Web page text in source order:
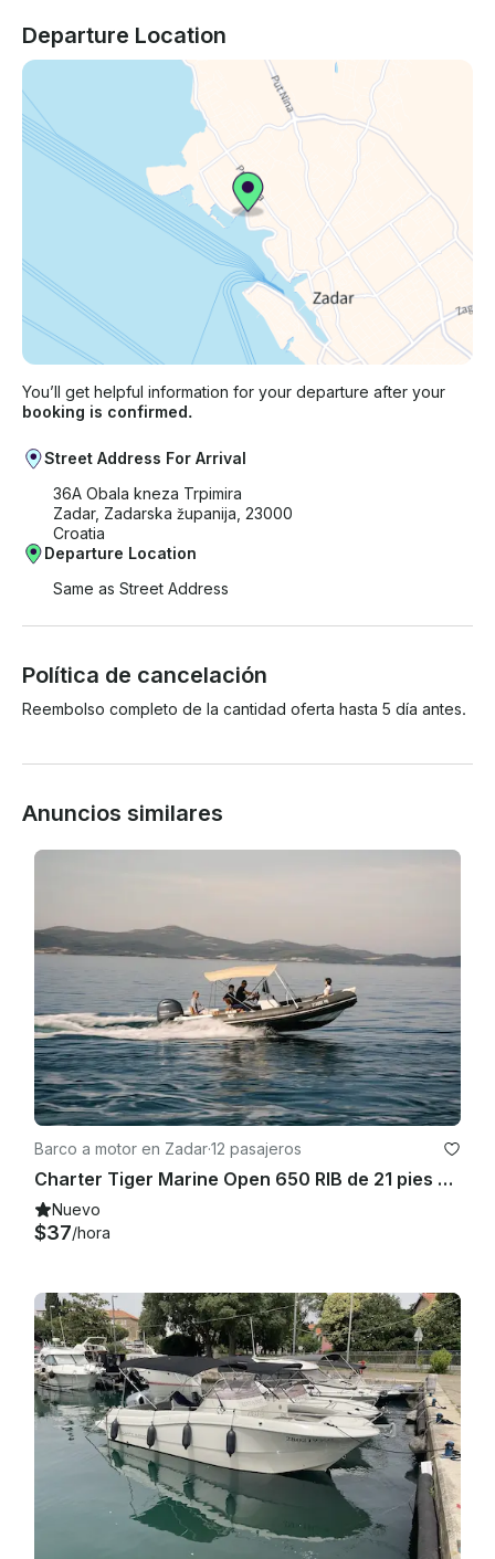
Departure Location
You’ll get helpful information for your departure after your
booking is confirmed.
Street Address For Arrival
36A Obala kneza Trpimira
Zadar, Zadarska županija, 23000
Croatia
Departure Location
Same as Street Address
Política de cancelación
Reembolso completo de la cantidad oferta hasta 5 día antes.
Anuncios similares
Barco a motor en Zadar·12 pasajeros
Charter Tiger Marine Open 650 RIB de 21 pies en Zadar, Croacia
Nuevo
$37/hora